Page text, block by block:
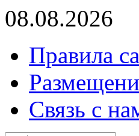
08.08.2026
Правила
Связь с